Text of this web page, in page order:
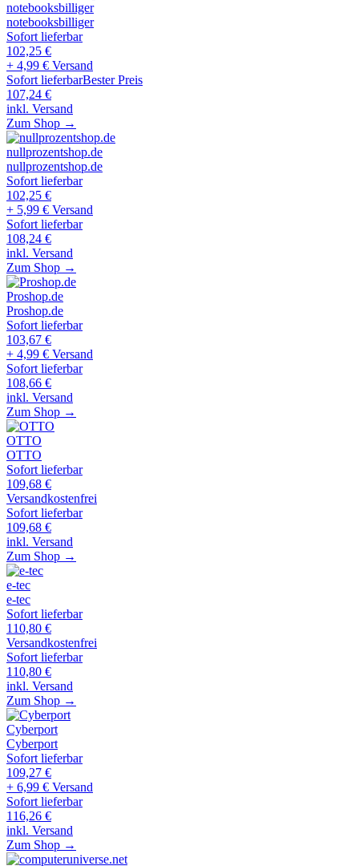
notebooksbilliger
notebooksbilliger
Sofort lieferbar
102,25 €
+ 4,99 € Versand
Sofort lieferbarBester Preis
107,24 €
inkl. Versand
Zum Shop →
nullprozentshop.de
nullprozentshop.de
Sofort lieferbar
102,25 €
+ 5,99 € Versand
Sofort lieferbar
108,24 €
inkl. Versand
Zum Shop →
Proshop.de
Proshop.de
Sofort lieferbar
103,67 €
+ 4,99 € Versand
Sofort lieferbar
108,66 €
inkl. Versand
Zum Shop →
OTTO
OTTO
Sofort lieferbar
109,68 €
Versandkostenfrei
Sofort lieferbar
109,68 €
inkl. Versand
Zum Shop →
e-tec
e-tec
Sofort lieferbar
110,80 €
Versandkostenfrei
Sofort lieferbar
110,80 €
inkl. Versand
Zum Shop →
Cyberport
Cyberport
Sofort lieferbar
109,27 €
+ 6,99 € Versand
Sofort lieferbar
116,26 €
inkl. Versand
Zum Shop →